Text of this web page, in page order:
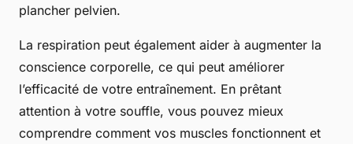
plancher pelvien.
La respiration peut également aider à augmenter la
conscience corporelle, ce qui peut améliorer
l’efficacité de votre entraînement. En prêtant
attention à votre souffle, vous pouvez mieux
comprendre comment vos muscles fonctionnent et